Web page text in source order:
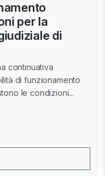
per la
di
continuativa
di funzionamento
le condizioni...